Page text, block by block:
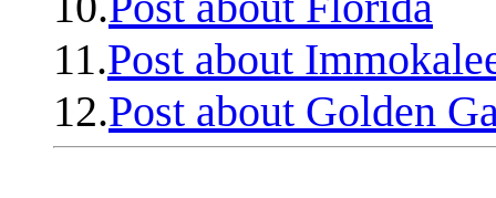
11.Post about
12.Post about Golden